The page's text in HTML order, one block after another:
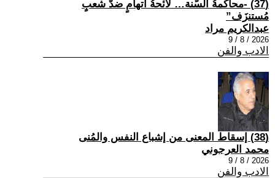
(37) -محاكمةُ السَّنة… لائحةُ اتهامٍ ضدَّ شعبٍ
مُستنزَف”
عبدالكريم مراد
2026 / 8 / 9
الادب والفن
(38) إسقاط المعنى من إشباع النفس والمُنى
محمد العرجوني
2026 / 8 / 9
الادب والفن